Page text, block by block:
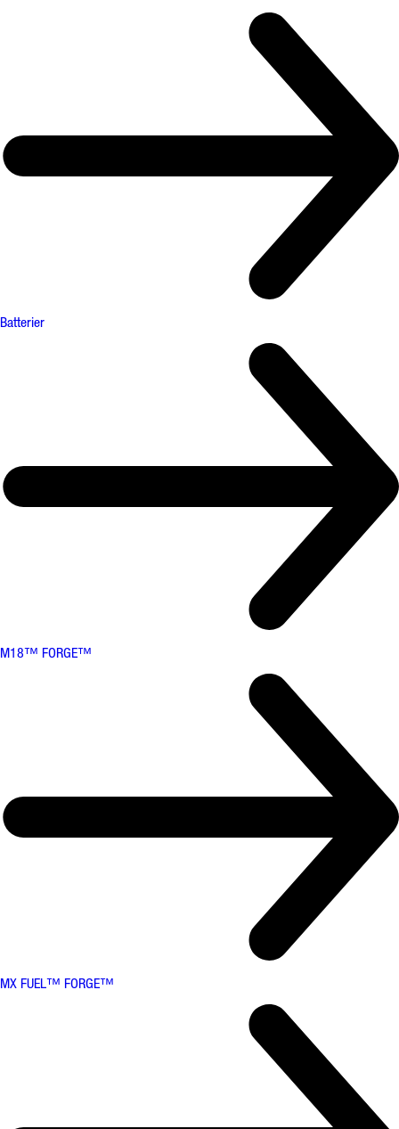
Batterier
M18™ FORGE™
MX FUEL™ FORGE™